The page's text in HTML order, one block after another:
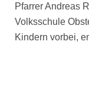
Pfarrer Andreas
Volksschule
Kindern vorbei,